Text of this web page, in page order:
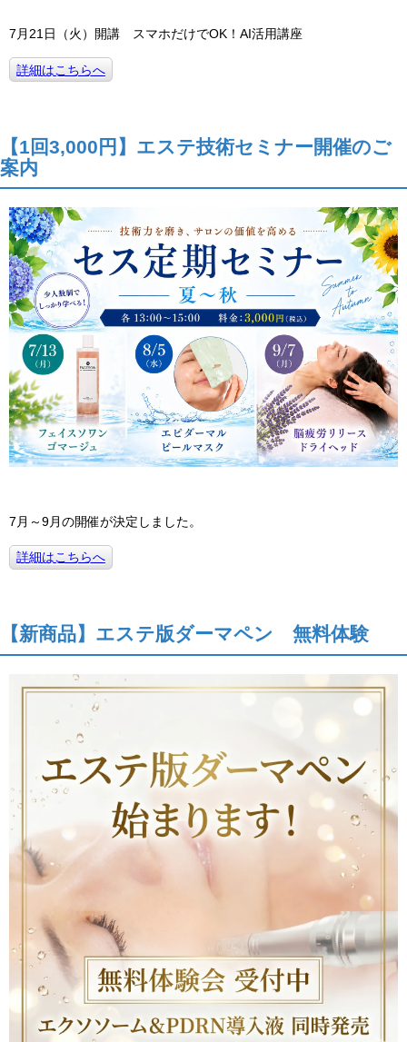
7月21日（火）開講 スマホだけでOK！AI活用講座
詳細はこちらへ
【1回3,000円】エステ技術セミナー開催のご
案内
7月～9月の開催が決定しました。
詳細はこちらへ
【新商品】エステ版ダーマペン 無料体験